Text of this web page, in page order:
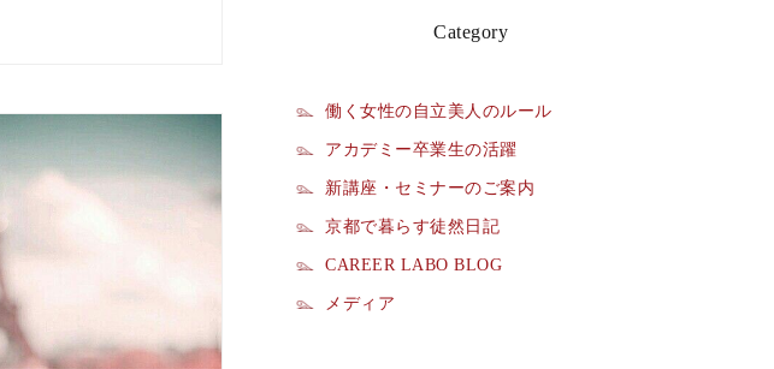
Category
働く女性の自立美人のルール
アカデミー卒業生の活躍
新講座・セミナーのご案内
京都で暮らす徒然日記
CAREER LABO BLOG
メディア